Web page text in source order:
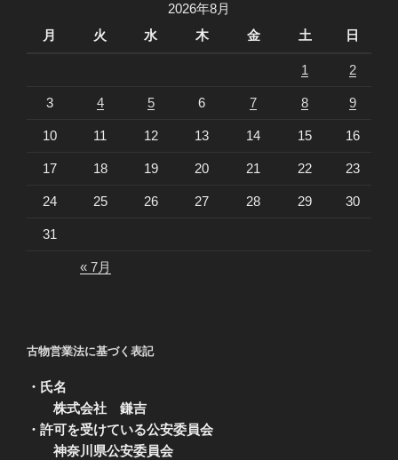
2026年8月
月
火 水 木 金 土 日
1 2
3 4 5 6 7 8 9
10 11 12 13 14 15 16
17 18 19 20 21 22 23
24 25 26 27 28 29 30
31
« 7月
古物営業法に基づく表記
・氏名
株式会社 鎌吉
・許可を受けている公安委員会
神奈川県公安委員会